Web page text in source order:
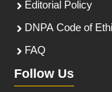
Editorial Policy
DNPA Code of
FAQ
Follow Us